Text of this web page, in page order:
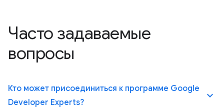
Часто задаваемые
вопросы
keyboard_arrow_up
Кто может присоединиться к программе Google
Developer Experts?